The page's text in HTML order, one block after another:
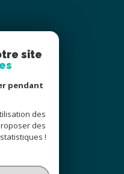
site
pendant
des
des
!